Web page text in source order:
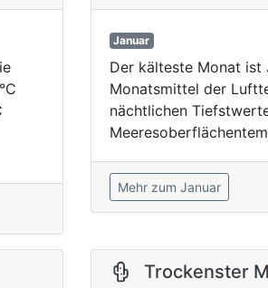
Januar
Der kälteste Monat ist
Monatsmittel der
nächtlichen
Mehr zum Januar
Trockenster